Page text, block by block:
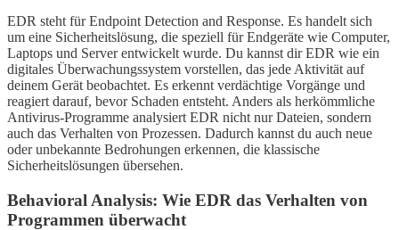
EDR steht für Endpoint Detection and Response. Es handelt sich
um eine Sicherheitslösung, die speziell für Endgeräte wie Computer,
Laptops und Server entwickelt wurde. Du kannst dir EDR wie ein
digitales Überwachungssystem vorstellen, das jede Aktivität auf
deinem Gerät beobachtet. Es erkennt verdächtige Vorgänge und
reagiert darauf, bevor Schaden entsteht. Anders als herkömmliche
Antivirus-Programme analysiert EDR nicht nur Dateien, sondern
auch das Verhalten von Prozessen. Dadurch kannst du auch neue
oder unbekannte Bedrohungen erkennen, die klassische
Sicherheitslösungen übersehen.
Behavioral Analysis: Wie EDR das Verhalten von
Programmen überwacht